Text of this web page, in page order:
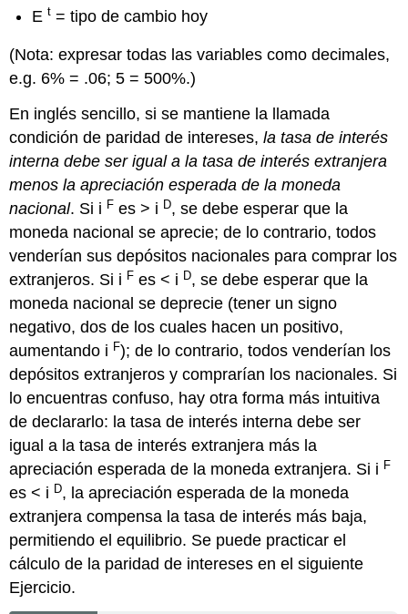
Et = tipo de cambio hoy
(Nota: expresar todas las variables como decimales,
e.g. 6% = .06; 5 = 500%.)
En inglés sencillo, si se mantiene la llamada
condición de paridad de intereses,la tasa de interés
interna debe ser igual a la tasa de interés extranjera
menos la apreciación esperada de la moneda
nacional. Si i F es > i D, se debe esperar que la
moneda nacional se aprecie; de lo contrario, todos
venderían sus depósitos nacionales para comprar los
extranjeros. Si i F es < i D, se debe esperar que la
moneda nacional se deprecie (tener un signo
negativo, dos de los cuales hacen un positivo,
aumentando i F); de lo contrario, todos venderían los
depósitos extranjeros y comprarían los nacionales. Si
lo encuentras confuso, hay otra forma más intuitiva
de declararlo: la tasa de interés interna debe ser
igual a la tasa de interés extranjera más la
apreciación esperada de la moneda extranjera. Si i F
es < i D, la apreciación esperada de la moneda
extranjera compensa la tasa de interés más baja,
permitiendo el equilibrio. Se puede practicar el
cálculo de la paridad de intereses en el siguiente
Ejercicio.